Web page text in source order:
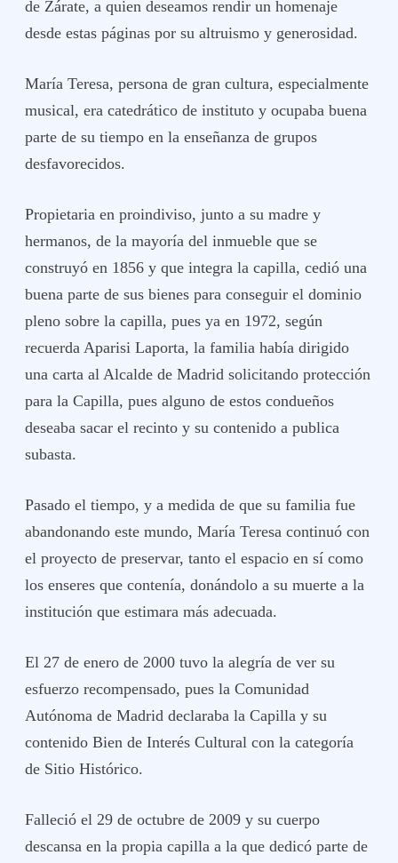
de Zárate, a quien deseamos rendir un homenaje
desde estas páginas por su altruismo y generosidad.
María Teresa, persona de gran cultura, especialmente
musical, era catedrático de instituto y ocupaba buena
parte de su tiempo en la enseñanza de grupos
desfavorecidos.
Propietaria en proindiviso, junto a su madre y
hermanos, de la mayoría del inmueble que se
construyó en 1856 y que integra la capilla, cedió una
buena parte de sus bienes para conseguir el dominio
pleno sobre la capilla, pues ya en 1972, según
recuerda Aparisi Laporta, la familia había dirigido
una carta al Alcalde de Madrid solicitando protección
para la Capilla, pues alguno de estos condueños
deseaba sacar el recinto y su contenido a publica
subasta.
Pasado el tiempo, y a medida de que su familia fue
abandonando este mundo, María Teresa continuó con
el proyecto de preservar, tanto el espacio en sí como
los enseres que contenía, donándolo a su muerte a la
institución que estimara más adecuada.
El 27 de enero de 2000 tuvo la alegría de ver su
esfuerzo recompensado, pues la Comunidad
Autónoma de Madrid declaraba la Capilla y su
contenido Bien de Interés Cultural con la categoría
de Sitio Histórico.
Falleció el 29 de octubre de 2009 y su cuerpo
descansa en la propia capilla a la que dedicó parte de